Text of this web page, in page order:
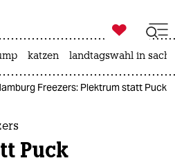
ich
ich

taz zahl ich
katzen landtagswahl in
Freezers: Plektrum statt Puck
Puck